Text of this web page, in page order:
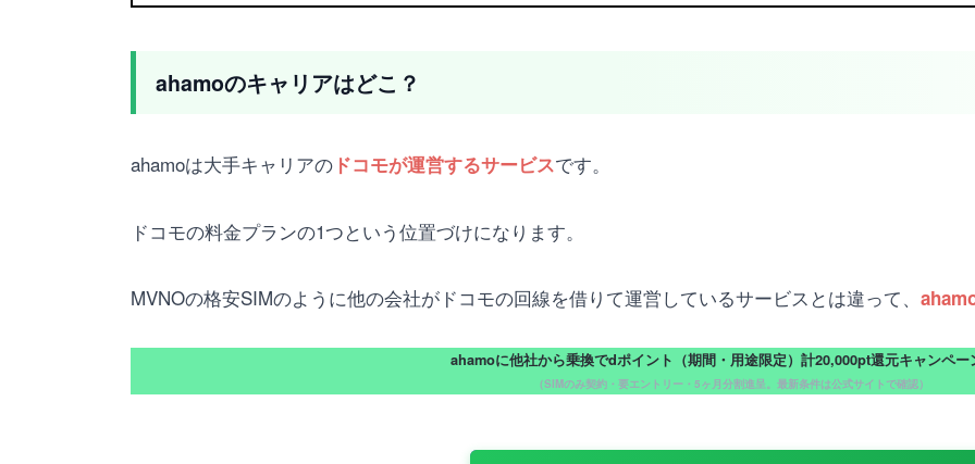
ahamoのキャリアはどこ？
ahamoは大手キャリアの ドコモが運営するサービスです。
ドコモの料金プランの1つという位置づけになります。
MVNOの格安SIMのように他の会社がドコモの回線を借りて運営しているサービスとは違って、
ahamoに他社から乗換でdポイント（期間・用途限定）計20,000pt還元キャンペー
（SIMのみ契約・要エントリー・5ヶ月分割進呈。最新条件は公式サイトで確認）